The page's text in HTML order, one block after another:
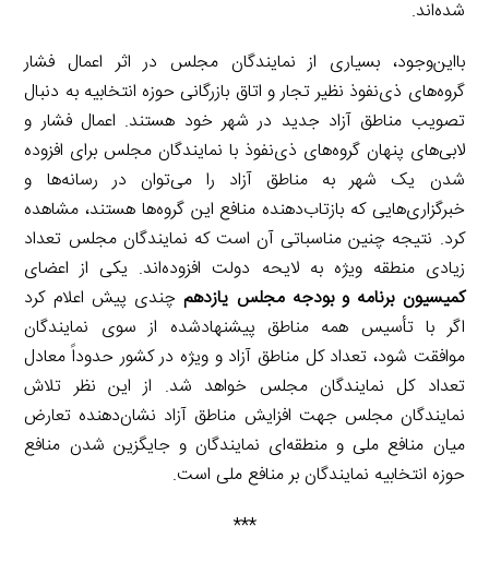
شده‌اند.
بااین‌وجود، بسیاری از نمایندگان مجلس در اثر اعمال فشار
گروه‌های ذی‌نفوذ نظیر تجار و اتاق بازرگانی حوزه انتخابیه به دنبال
تصویب مناطق آزاد جدید در شهر خود هستند. اعمال فشار و
لابی‌های پنهان گروه‌های ذی‌نفوذ با نمایندگان مجلس برای افزوده
شدن یک شهر به مناطق آزاد را می‌توان در رسانه‌ها و
خبرگزاری‌هایی که بازتاب‌دهنده منافع این گروه‌ها هستند، مشاهده
کرد. نتیجه چنین مناسباتی آن است که نمایندگان مجلس تعداد
زیادی منطقه ویژه به لایحه دولت افزوده‌اند. یکی از اعضای
کمیسیون برنامه و بودجه مجلس یازدهمچندی پیش اعلام کرد
اگر با تأسیس همه مناطق پیشنهادشده از سوی نمایندگان
موافقت شود، تعداد کل مناطق آزاد و ویژه در کشور حدوداً معادل
تعداد کل نمایندگان مجلس خواهد شد. از این نظر تلاش
نمایندگان مجلس جهت افزایش مناطق آزاد نشان‌دهنده تعارض
میان منافع ملی و منطقه‌ای نمایندگان و جایگزین شدن منافع
حوزه انتخابیه نمایندگان بر منافع ملی است.
***